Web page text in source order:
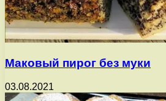
Маковый пирог без муки
03.08.2021